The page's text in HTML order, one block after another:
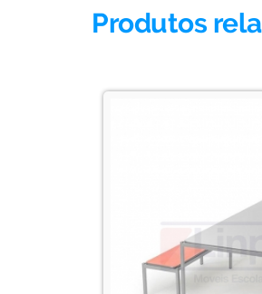
Produtos